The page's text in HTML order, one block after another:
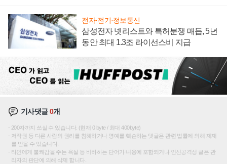
전자·전기·정보통신
삼성전자 넷리스트와 특허분쟁 매듭, 5년
동안 최대 1.3조 라이선스비 지급
기사댓글0개
200자까지 쓰실 수 있습니다. (현재 0 byte / 최대 400byte)
저작권 등 다른 사람의 권리를 침해하거나 명예를 훼손하는 댓글은 관련 법률에 의해 제재
를 받을 수 있습니다.
타인에게 불쾌감을 주는 욕설 등 비하하는 단어가 내용에 포함되거나 인신공격성 글은 관
리자의 판단에 의해 삭제 합니다.